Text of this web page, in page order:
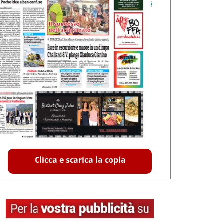
Clicca e scarica la copia